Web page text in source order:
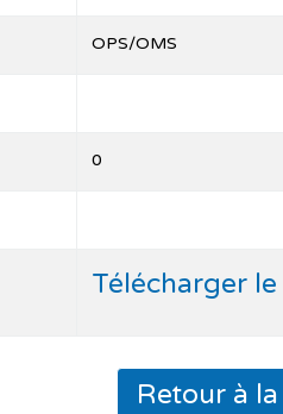
OPS/OMS
0
Télécharger
Retour à